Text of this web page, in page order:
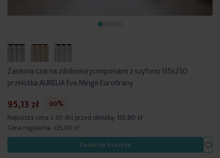
Zasłona czarna zdobiona pomponami z szyfonu 135x250
przelotka AURELIA Eva Minge Eurofirany
95,13 zł
-30%
Najniższa cena z 30 dni przed obniżką: 135,90 zł
Cena regularna: 135,90 zł
Dodaj do koszyka